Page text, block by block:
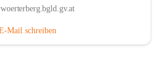
Mail schreiben